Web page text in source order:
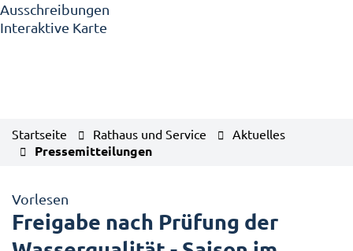
Ausschreibungen
Interaktive Karte
Startseite Rathaus und Service Aktuelles
Pressemitteilungen
Vorlesen
Freigabe nach Prüfung der